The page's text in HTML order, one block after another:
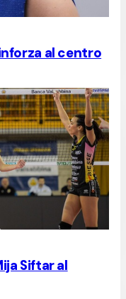
al centro
Siftar al